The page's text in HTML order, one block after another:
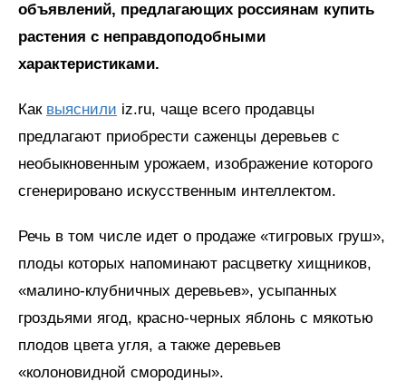
объявлений, предлагающих россиянам купить
растения с неправдоподобными
характеристиками.
Как выяснили iz.ru, чаще всего продавцы
предлагают приобрести саженцы деревьев с
необыкновенным урожаем, изображение которого
сгенерировано искусственным интеллектом.
Речь в том числе идет о продаже «тигровых груш»,
плоды которых напоминают расцветку хищников,
«малино-клубничных деревьев», усыпанных
гроздьями ягод, красно-черных яблонь с мякотью
плодов цвета угля, а также деревьев
«колоновидной смородины».